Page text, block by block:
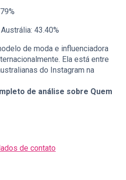
43.40%
de moda e influenciadora
Ela está entre
do Instagram na
de análise sobre Quem
de contato